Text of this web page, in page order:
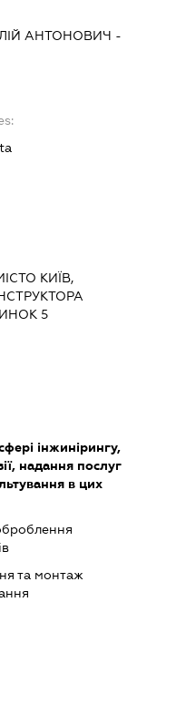
АНТОНОВИЧ -
КИЇВ,
5
інжинірингу,
надання послуг
в цих
та монтаж